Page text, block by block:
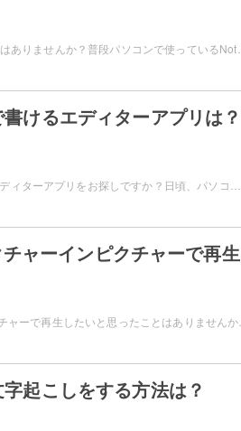
けるエディターアプリは？
ャーインピクチャーで再生
起こしをする方法は？